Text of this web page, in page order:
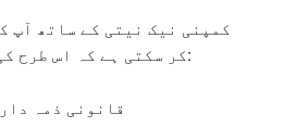
کمپنی نیک نیتی کے ساتھ آپ
کر سکتی ہے کہ اس طرح کی کارروائی ضروری ہے:
قانونی ذمہ